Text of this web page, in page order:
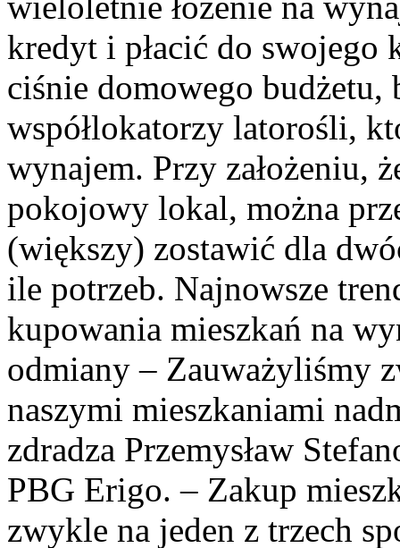
kredyt i płacić do swojego
ciśnie domowego budżetu,
współlokatorzy latorośli,
wynajem. Przy założeniu,
pokojowy lokal, można
(większy) zostawić dla
ile potrzeb. Najnowsze
kupowania mieszkań na
odmiany – Zauważyliśmy
naszymi mieszkaniami
zdradza Przemysław
PBG Erigo. – Zakup
zwykle na jeden z trzech